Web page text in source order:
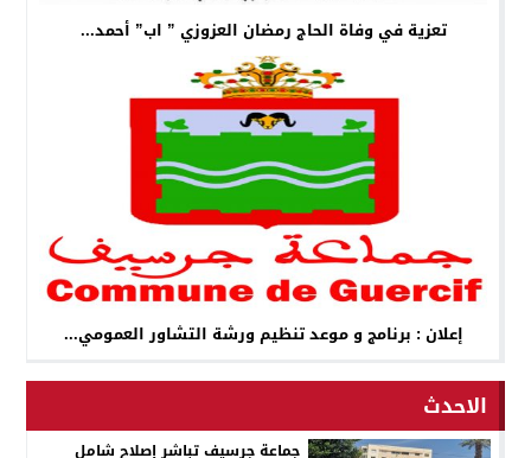
تعزية في وفاة الحاج رمضان العزوزي ” اب” أحمد...
إعلان : برنامج و موعد تنظيم ورشة التشاور العمومي...
الاحدث
جماعة جرسيف تباشر إصلاح شامل